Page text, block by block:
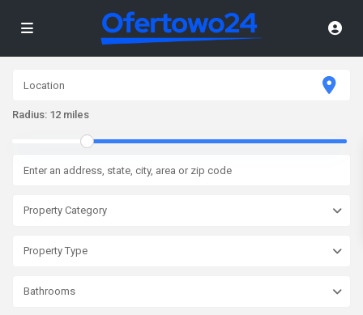
Radius: 12 miles
Property Category
Property Type
Bathrooms